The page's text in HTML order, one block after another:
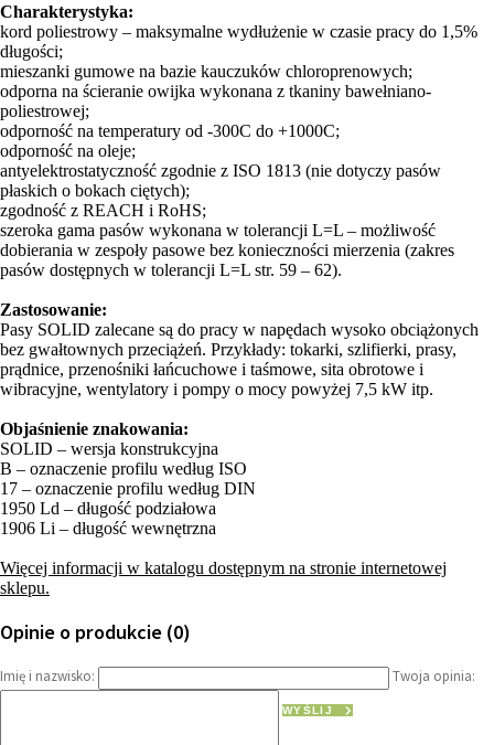
Charakterystyka:
kord poliestrowy – maksymalne wydłużenie w czasie pracy do 1,5%
długości;
mieszanki gumowe na bazie kauczuków chloroprenowych;
odporna na ścieranie owijka wykonana z tkaniny bawełniano-
poliestrowej;
odporność na temperatury od -300C do +1000C;
odporność na oleje;
antyelektrostatyczność zgodnie z ISO 1813 (nie dotyczy pasów
płaskich o bokach ciętych);
zgodność z REACH i RoHS;
szeroka gama pasów wykonana w tolerancji L=L – możliwość
dobierania w zespoły pasowe bez konieczności mierzenia (zakres
pasów dostępnych w tolerancji L=L str. 59 – 62).
Zastosowanie:
Pasy SOLID zalecane są do pracy w napędach wysoko obciążonych
bez gwałtownych przeciążeń. Przykłady: tokarki, szlifierki, prasy,
prądnice, przenośniki łańcuchowe i taśmowe, sita obrotowe i
wibracyjne, wentylatory i pompy o mocy powyżej 7,5 kW itp.
Objaśnienie znakowania:
SOLID – wersja konstrukcyjna
B – oznaczenie profilu według ISO
17 – oznaczenie profilu według DIN
1950 Ld – długość podziałowa
1906 Li – długość wewnętrzna
Więcej informacji w katalogu dostępnym na stronie internetowej
sklepu.
Opinie o produkcie (0)
Imię i nazwisko: Twoja opinia:
WYŚLIJ